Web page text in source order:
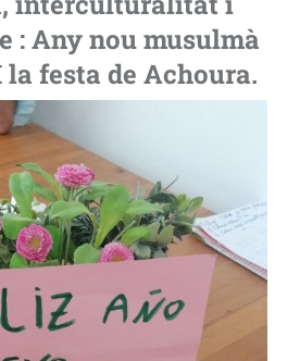
: Any nou musulmà
la festa de Achoura.